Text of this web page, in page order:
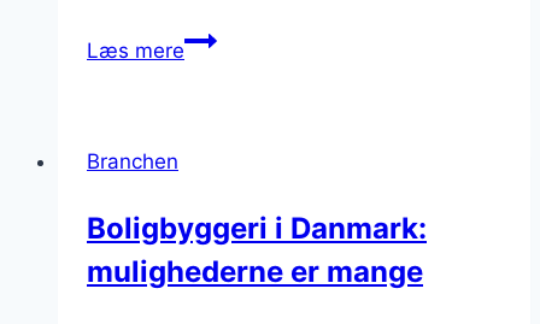
Læs mereByggetilladelser
Branchen
Boligbyggeri i Danmark:
mulighederne er mange